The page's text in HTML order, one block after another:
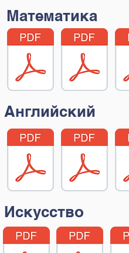
Математика
Английский
Искусство